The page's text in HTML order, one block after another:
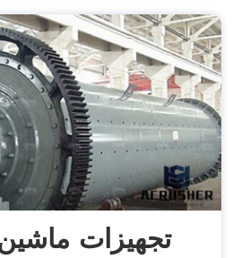
تجهیزات